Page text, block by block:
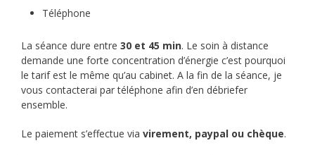
Téléphone
La séance dure entre 30 et 45 min. Le soin à distance
demande une forte concentration d’énergie c’est pourquoi
le tarif est le même qu’au cabinet. A la fin de la séance, je
vous contacterai par téléphone afin d’en débriefer
ensemble.
Le paiement s’effectue via virement, paypal ou chèque.